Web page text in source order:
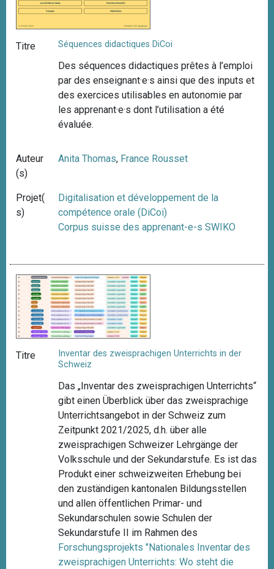
Titre Séquences didactiques DiCoi
Des séquences didactiques prêtes à l’emploi
par des enseignant·e·s ainsi que des inputs et
des exercices utilisables en autonomie par
les apprenant·e·s dont l’utilisation a été
évaluée.
Auteur
(s)
Anita Thomas, France Rousset
Projet(
s)
Digitalisation et développement de la
compétence orale (DiCoi)
Corpus suisse des apprenant-e-s SWIKO
Titre
Inventar des zweisprachigen Unterrichts in der
Schweiz
Das „Inventar des zweisprachigen Unterrichts“
gibt einen Überblick über das zweisprachige
Unterrichtsangebot in der Schweiz zum
Zeitpunkt 2021/2025, d.h. über alle
zweisprachigen Schweizer Lehrgänge der
Volksschule und der Sekundarstufe. Es ist das
Produkt einer schweizweiten Erhebung bei
den zuständigen kantonalen Bildungsstellen
und allen öffentlichen Primar- und
Sekundarschulen sowie Schulen der
Sekundarstufe II im Rahmen des
Forschungsprojekts "Nationales Inventar des
zweisprachigen Unterrichts: Wo steht die